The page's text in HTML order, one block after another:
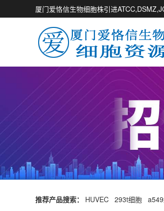
厦门爱恪信生物细胞株引进
推荐产品搜索： HUVEC 293t细胞